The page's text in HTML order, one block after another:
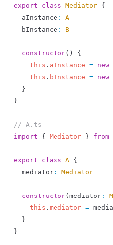
export class Mediator {
  aInstance
:
A
  bInstance
: B
  constructor
() {
    this
. aInstance = new
    this
. bInstance = new
  }
}
// A.ts
import { Mediator } from
export class A {
  mediator
: Mediator
  constructor
( mediator :
    this
. mediator =
  }
}